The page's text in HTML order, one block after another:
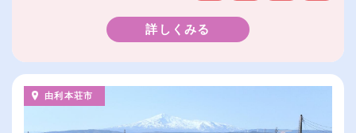
詳しくみる
由利本荘市